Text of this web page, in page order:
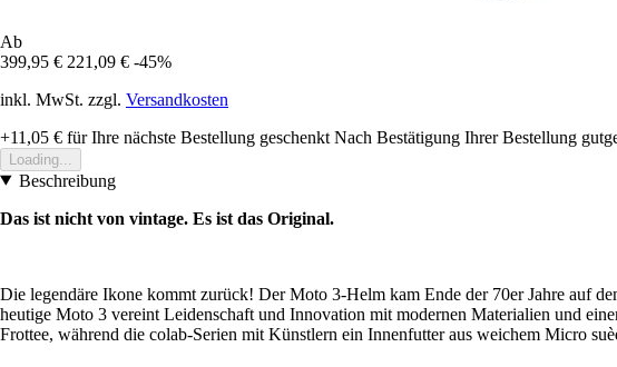
Ab
399,95 € 221,09 € -45%
inkl. MwSt. zzgl. Versandkosten
+11,05 € für Ihre nächste Bestellung geschenkt Nach Bestätigung Ihrer Bestellung
Loading...
Beschreibung
Das ist nicht von vintage. Es ist das Original.
Die legendäre Ikone kommt zurück! Der Moto 3-Helm kam Ende der 70er Jahre auf
heutige Moto 3 vereint Leidenschaft und Innovation mit modernen Materialien und
Frottee, während die colab-Serien mit Künstlern ein Innenfutter aus weichem Micro